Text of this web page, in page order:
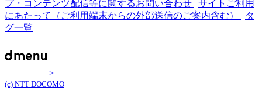
プ・コンテンツ配信等に関するお問い合わせ | サイトご利用
にあたって（ご利用端末からの外部送信のご案内含む） | タ
グ一覧
>
(c) NTT DOCOMO